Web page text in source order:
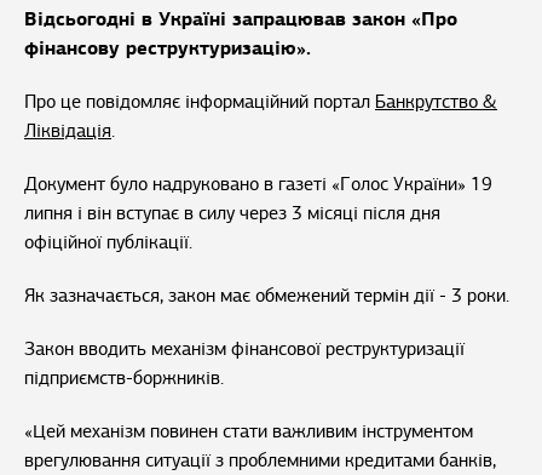
Відсьогодні в Україні запрацював закон «Про
фінансову реструктуризацію».
Про це повідомляє інформаційний портал Банкрутство &
Ліквідація.
Документ було надруковано в газеті «Голос України» 19
липня і він вступає в силу через 3 місяці після дня
офіційної публікації.
Як зазначається, закон має обмежений термін дії - 3 роки.
Закон вводить механізм фінансової реструктуризації
підприємств-боржників.
«Цей механізм повинен стати важливим інструментом
врегулювання ситуації з проблемними кредитами банків,